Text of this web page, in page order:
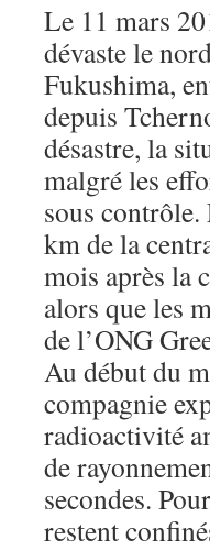
Le 11 mars
dévaste le
Fukushima,
depuis
désastre, la
malgré les
sous
km de la
mois après la
alors que les
de l’ONG
Au début du
compagnie
radioactivité
de
secondes.
restent